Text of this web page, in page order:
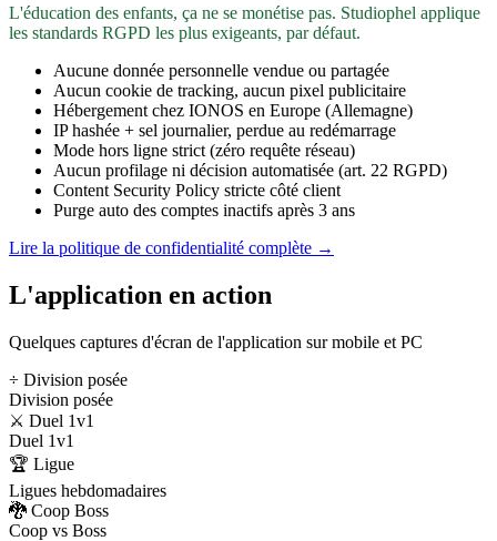
L'éducation des enfants, ça ne se monétise pas. Studiophel applique
les standards RGPD les plus exigeants, par défaut.
Aucune donnée personnelle vendue ou partagée
Aucun cookie de tracking, aucun pixel publicitaire
Hébergement chez IONOS en Europe (Allemagne)
IP hashée + sel journalier, perdue au redémarrage
Mode hors ligne strict (zéro requête réseau)
Aucun profilage ni décision automatisée (art. 22 RGPD)
Content Security Policy stricte côté client
Purge auto des comptes inactifs après 3 ans
Lire la politique de confidentialité complète →
L'application en action
Quelques captures d'écran de l'application sur mobile et PC
÷ Division posée
Division posée
⚔️ Duel 1v1
Duel 1v1
🏆 Ligue
Ligues hebdomadaires
🐉 Coop Boss
Coop vs Boss